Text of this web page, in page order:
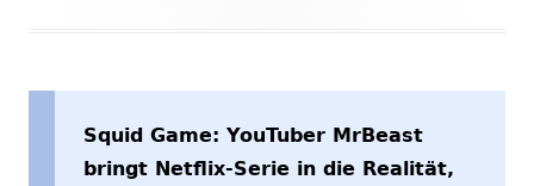
Squid Game: YouTuber MrBeast
bringt Netflix-Serie in die Realität,